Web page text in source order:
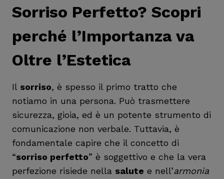
Sorriso Perfetto? Scopri
perché l’Importanza va
Oltre l’Estetica
Il sorriso, è spesso il primo tratto che
notiamo in una persona. Può trasmettere
sicurezza, gioia, ed è un potente strumento di
comunicazione non verbale. Tuttavia, è
fondamentale capire che il concetto di
“sorriso perfetto” è soggettivo e che la vera
perfezione risiede nella salute e nell’armonia